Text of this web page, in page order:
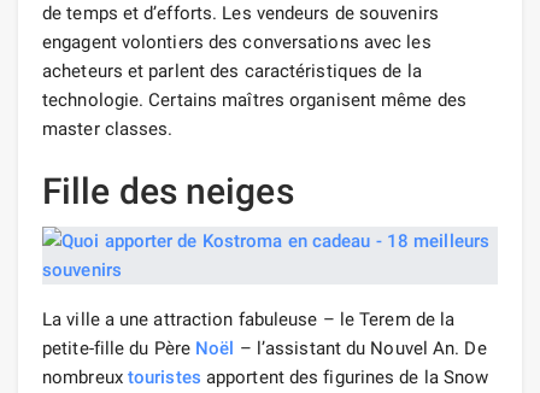
de temps et d’efforts. Les vendeurs de souvenirs
engagent volontiers des conversations avec les
acheteurs et parlent des caractéristiques de la
technologie. Certains maîtres organisent même des
master classes.
Fille des neiges
La ville a une attraction fabuleuse – le Terem de la
petite-fille du Père Noël – l’assistant du Nouvel An. De
nombreux touristes apportent des figurines de la Snow